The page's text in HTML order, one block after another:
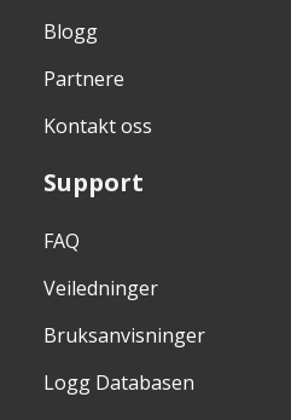
Blogg
Partnere
Kontakt oss
Support
FAQ
Veiledninger
Bruksanvisninger
Logg Databasen